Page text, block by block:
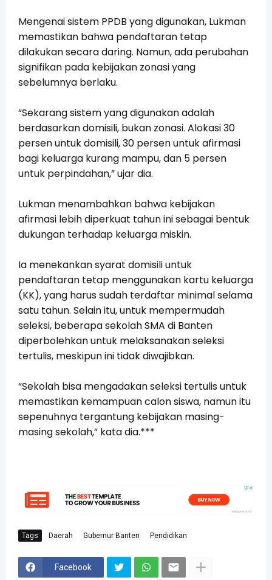
Mengenai sistem PPDB yang digunakan, Lukman
memastikan bahwa pendaftaran tetap
dilakukan secara daring. Namun, ada perubahan
signifikan pada kebijakan zonasi yang
sebelumnya berlaku.
“Sekarang sistem yang digunakan adalah
berdasarkan domisili, bukan zonasi. Alokasi 30
persen untuk domisili, 30 persen untuk afirmasi
bagi keluarga kurang mampu, dan 5 persen
untuk perpindahan,” ujar dia.
Lukman menambahkan bahwa kebijakan
afirmasi lebih diperkuat tahun ini sebagai bentuk
dukungan terhadap keluarga miskin.
Ia menekankan syarat domisili untuk
pendaftaran tetap menggunakan kartu keluarga
(KK), yang harus sudah terdaftar minimal selama
satu tahun. Selain itu, untuk mempermudah
seleksi, beberapa sekolah SMA di Banten
diperbolehkan untuk melaksanakan seleksi
tertulis, meskipun ini tidak diwajibkan.
“Sekolah bisa mengadakan seleksi tertulis untuk
memastikan kemampuan calon siswa, namun itu
sepenuhnya tergantung kebijakan masing-
masing sekolah,” kata dia.***
Tags Daerah Gubernur Banten Pendidikan
Facebook